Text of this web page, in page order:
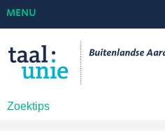
Zoektips
MENU